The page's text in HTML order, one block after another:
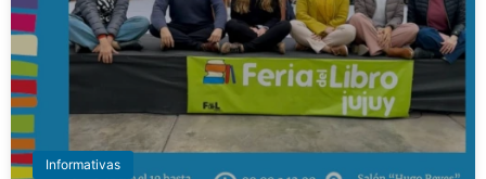
Informativas